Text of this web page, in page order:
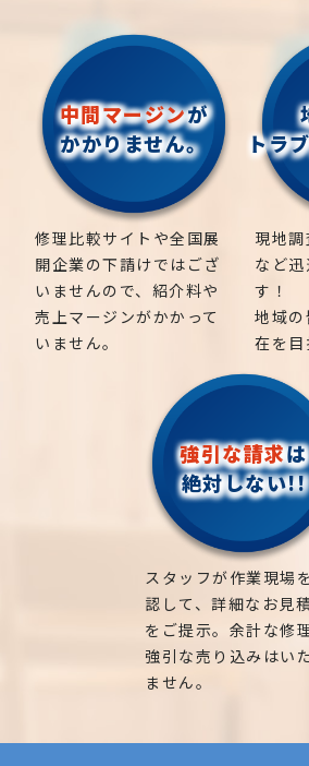
中間マージンが
かかりません。
修理比較サイトや全国展
開企業の下請けではござ
いませんので、紹介料や
売上マージンがかかって
いません。
トラ
現地
など
す！
地域
在を目
強引な請求は
絶対しない!!
スタッフが作業現場
認して、詳細なお見
をご提示。余計な修
強引な売り込みはい
ません。